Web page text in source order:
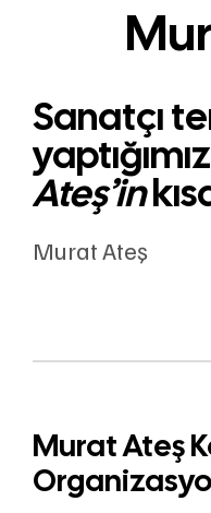
Sanatçı
yaptığımız
Ateş’in
Murat Ateş
Murat Ateş